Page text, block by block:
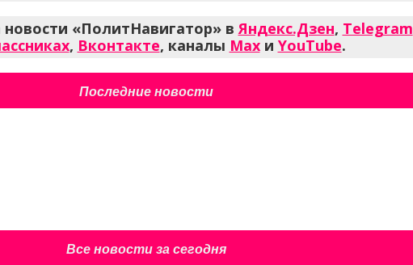
«ПолитНавигатор» вЯндекс.Дзен, Telegram
, Вконтакте, каналы Maxи YouTube.
Последние новости
Все новости за сегодня